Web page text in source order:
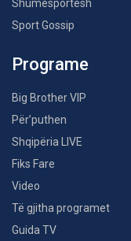
Shumësportësh
Sport Gossip
Programe
Big Brother VIP
Për’puthen
Shqipëria LIVE
Fiks Fare
Video
Të gjitha programet
Guida TV